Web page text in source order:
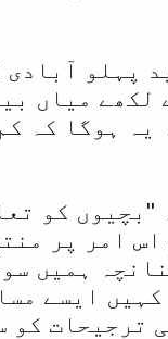
پہلو
لکھے میاں
یہ ہوگا کہ
"بچیوں کو
اس امر پر
ہمیں
ایسے
ترجیحات کو